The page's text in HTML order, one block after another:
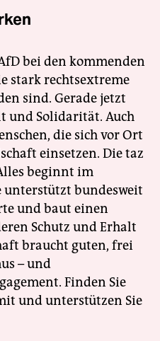
bei den kommenden
stark rechtsextreme
sind. Gerade jetzt
und Solidarität. Auch
die sich vor Ort
einsetzen. Die taz
beginnt im
unterstützt bundesweit
und baut einen
Schutz und Erhalt
braucht guten, frei
– und
Finden Sie
und unterstützen Sie